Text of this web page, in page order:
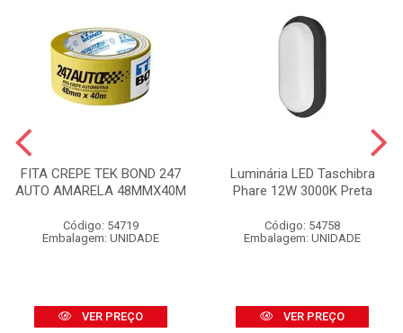
FITA CREPE TEK BOND 247
AUTO AMARELA 48MMX40M
Código: 54719
Embalagem: UNIDADE
VER PREÇO
Luminária LED Taschibra
Phare 12W 3000K Preta
Código: 54758
Embalagem: UNIDADE
VER PREÇO